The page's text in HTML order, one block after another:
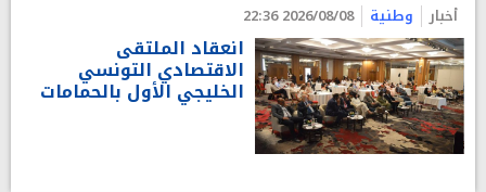
أخبار وطنية 2026/08/08 22:36
انعقاد الملتقى
الاقتصادي التونسي
الخليجي الأول بالحمامات